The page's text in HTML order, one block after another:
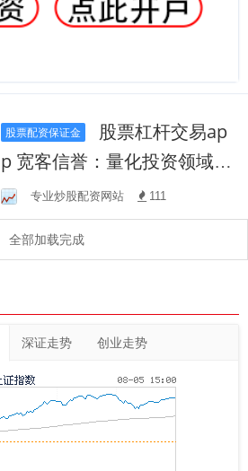
股票配资保证金
p 宽客信誉：量化投资领域的
声誉与信任
专业炒股配资网站 111
全部加载完成
深证走势 创业走势